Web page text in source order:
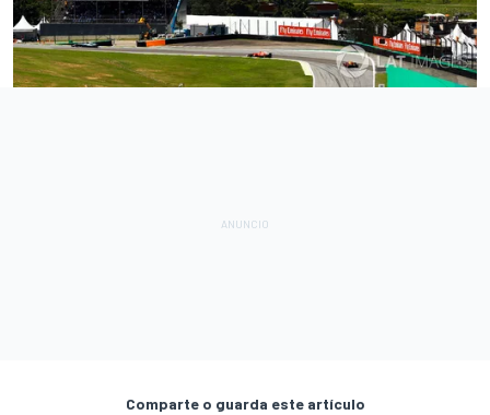
Comparte o guarda este artículo